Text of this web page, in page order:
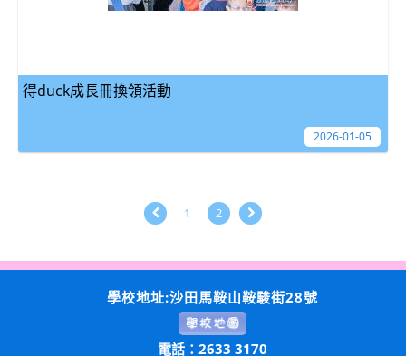
得duck成長冊換領活動
2026-01-05
1 2
學校地址:沙田馬鞍山鞍駿街28號
電話：2633 3170